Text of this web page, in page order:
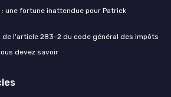
une fortune inattendue pour Patrick
de l'article 283-2 du code général des impôts
devez savoir